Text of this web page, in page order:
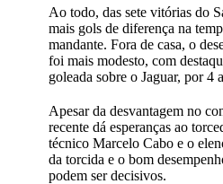
Ao todo, das sete vitórias do
mais gols de diferença na
mandante. Fora de casa, o
foi mais modesto, com
goleada sobre o Jaguar, por 4
Apesar da desvantagem no
recente dá esperanças ao
técnico Marcelo Cabo e o
da torcida e o bom
podem ser decisivos.